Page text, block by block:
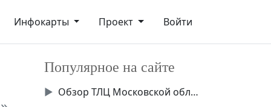
Инфокарты Проект Войти
Популярное на сайте
▶
Обзор ТЛЦ Московской области